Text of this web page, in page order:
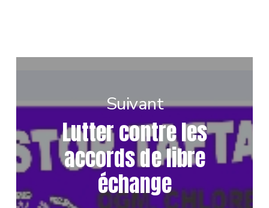
Suivant
Lutter contre les
accords de libre
échange